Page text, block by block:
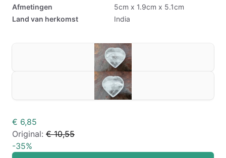
Afmetingen
5cm x 1.9cm x 5.1cm
Land van herkomst
India
€ 6,85
Original: € 10,55
-35%